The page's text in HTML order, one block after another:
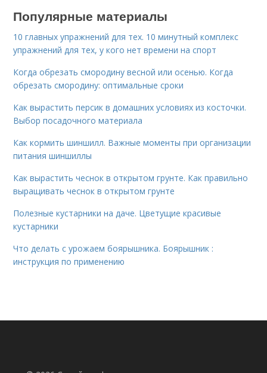
Популярные материалы
10 главных упражнений для тех. 10 минутный комплекс
упражнений для тех, у кого нет времени на спорт
Когда обрезать смородину весной или осенью. Когда
обрезать смородину: оптимальные сроки
Как вырастить персик в домашних условиях из косточки.
Выбор посадочного материала
Как кормить шиншилл. Важные моменты при организации
питания шиншиллы
Как вырастить чеснок в открытом грунте. Как правильно
выращивать чеснок в открытом грунте
Полезные кустарники на даче. Цветущие красивые
кустарники
Что делать с урожаем боярышника. Боярышник :
инструкция по применению